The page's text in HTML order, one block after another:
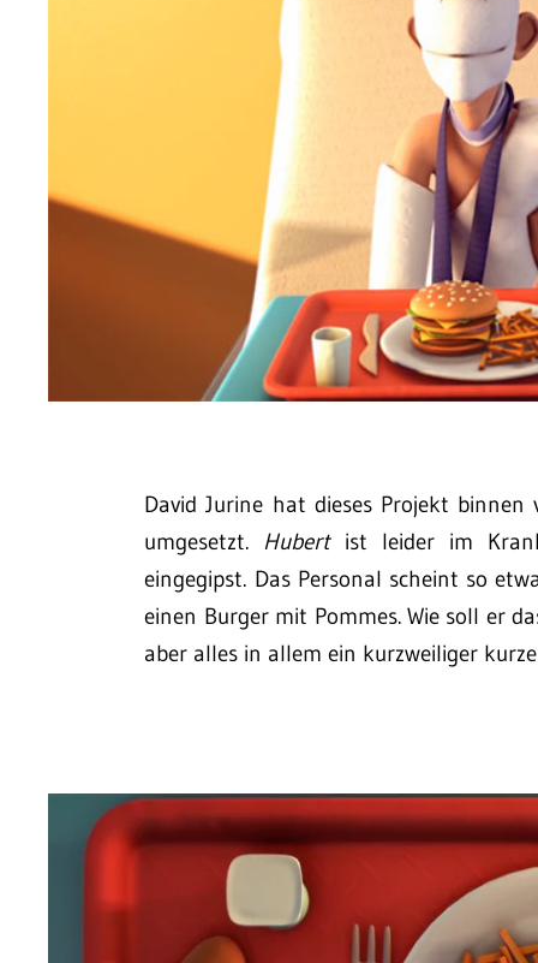
David Jurine hat dieses Projekt
umgesetzt. Hubertist leider im
eingegipst. Das Personal scheint so
einen Burger mit Pommes. Wie soll er
aber alles in allem ein kurzweiliger